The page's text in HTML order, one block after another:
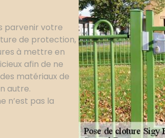
parvenir votre
de protection,
à mettre en
afin de ne
matériaux de
autre.
n’est pas la